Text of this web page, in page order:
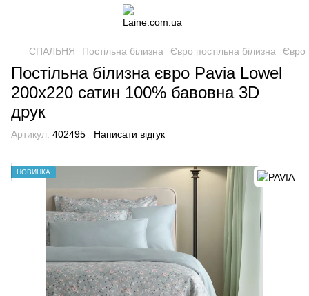
СПАЛЬНЯ Постільна білизна Євро постільна білизна Євро
Постільна білизна євро Pavia Lowel
200x220 сатин 100% бавовна 3D
друк
Артикул: 402495 Написати відгук
НОВИНКА